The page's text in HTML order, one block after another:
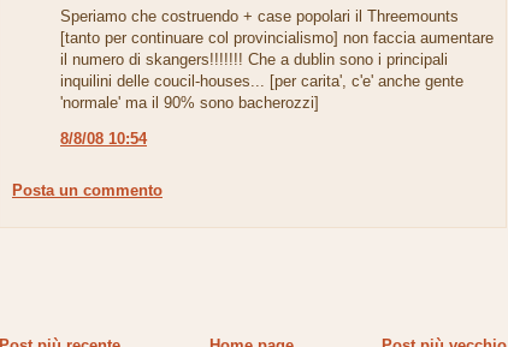
Speriamo che costruendo + case popolari il Threemounts
[tanto per continuare col provincialismo] non faccia aumentare
il numero di skangers!!!!!!! Che a dublin sono i principali
inquilini delle coucil-houses... [per carita', c'e' anche gente
'normale' ma il 90% sono bacherozzi]
8/8/08 10:54
Posta un commento